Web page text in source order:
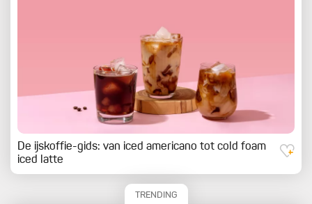
De ijskoffie-gids: van iced americano tot cold foam
iced latte
TRENDING